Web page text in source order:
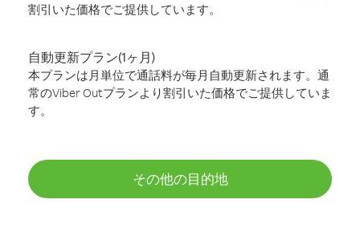
割引いた価格でご提供しています。
自動更新プラン(1ヶ月)
本プランは月単位で通話料が毎月自動更新されます。通
常のViber Outプランより割引いた価格でご提供していま
す。
その他の目的地